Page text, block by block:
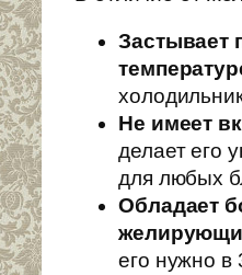
Застывает
Не имеет
делает его
для любых
Обладает
его нужно в